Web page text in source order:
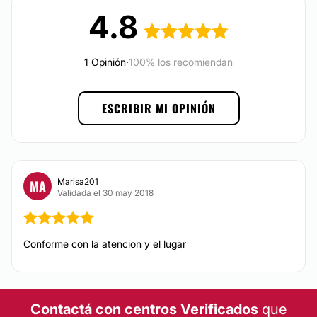
Posibilidad de videoconsulta:
4.8
1 Opinión·100% los recomiendan
ESCRIBIR MI OPINIÓN
MA
Marisa201
Validada el 30 may 2018
Conforme con la atencion y el lugar
Contactá con centros Verificados que